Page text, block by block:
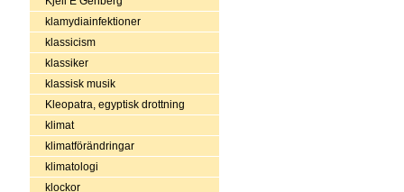
klamydiainfektioner
klassicism
klassiker
klassisk musik
Kleopatra, egyptisk drottning
klimat
klimatförändringar
klimatologi
klockor